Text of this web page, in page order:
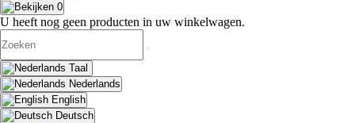
0
U heeft nog geen producten in uw winkelwagen.
Taal
Nederlands
English
Deutsch